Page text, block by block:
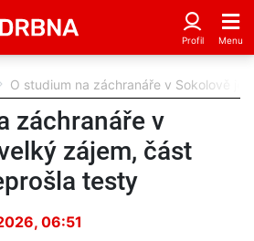
O studium na záchranáře v Sokolově
záchranáře v
zájem, část
testy
06:51